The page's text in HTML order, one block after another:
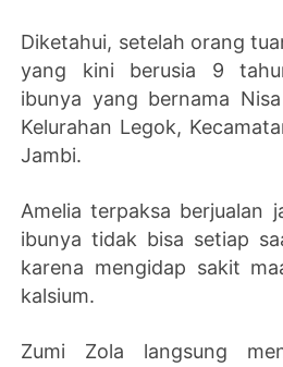
Diketahui, setelah orang
yang kini berusia 9
ibunya yang bernama
Kelurahan Legok,
Jambi.
Amelia terpaksa berjualan
ibunya tidak bisa setiap
karena mengidap sakit
kalsium.
Zumi Zola langsung